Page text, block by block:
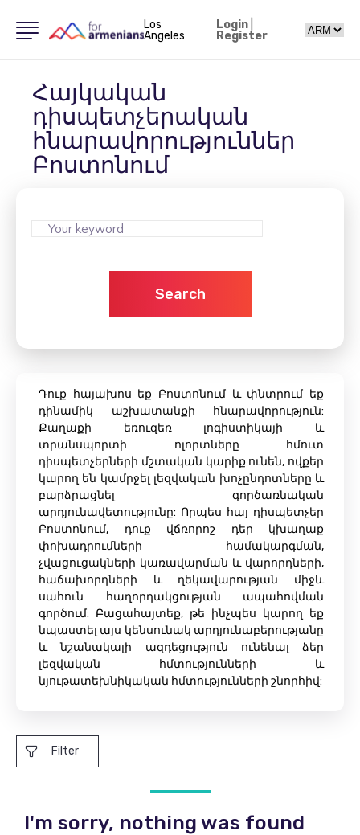
Los
Angeles
Login|
Register
Հայկական
դիսպետչերական
հնարավորություններ
Բոստոնում
Search
Դուք հայախոս եք Բոստոնում և փնտրում եք
դինամիկ աշխատանքի հնարավորություն:
Քաղաքի եռուզեռ լոգիստիկայի և
տրանսպորտի ոլորտները հմուտ
դիսպետչերների մշտական ​​կարիք ունեն, ովքեր
կարող են կամրջել լեզվական խոչընդոտները և
բարձրացնել գործառնական
արդյունավետությունը: Որպես հայ դիսպետչեր
Բոստոնում, դուք վճռորոշ դեր կխաղաք
փոխադրումների համակարգման,
չվացուցակների կառավարման և վարորդների,
հաճախորդների և ղեկավարության միջև
սահուն հաղորդակցության ապահովման
գործում: Բացահայտեք, թե ինչպես կարող եք
նպաստել այս կենսունակ արդյունաբերությանը
և նշանակալի ազդեցություն ունենալ ձեր
լեզվական հմտությունների և
նյութատեխնիկական հմտությունների շնորհիվ:
Filter
I'm sorry, nothing was found